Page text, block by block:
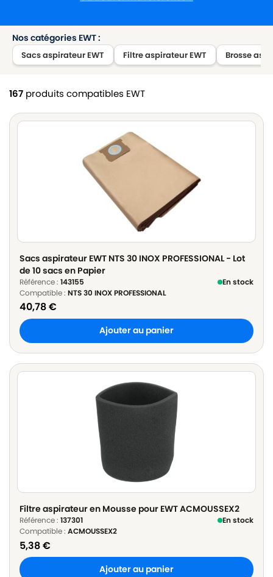
Nos catégories EWT :
Sacs aspirateur EWT Filtre aspirateur EWT Brosse
167 produits compatibles EWT
Sacs aspirateur EWT NTS 30 INOX PROFESSIONAL - Lot
de 10 sacs en Papier
Référence : 143155
En stock
Compatible : NTS 30 INOX PROFESSIONAL
40,78€
Ajouter au panier
Filtre aspirateur en Mousse pour EWT ACMOUSSEX2
Référence : 137301
En stock
Compatible : ACMOUSSEX2
5,38€
Ajouter au panier